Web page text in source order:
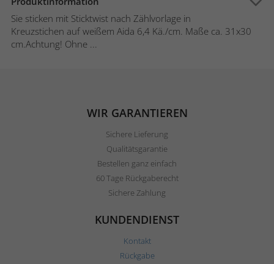
Sie sticken mit Sticktwist nach Zählvorlage in
Kreuzstichen auf weißem Aida 6,4 Kä./cm. Maße ca. 31x30
cm.Achtung! Ohne ...
WIR GARANTIEREN
Sichere Lieferung
Qualitätsgarantie
Bestellen ganz einfach
60 Tage Rückgaberecht
Sichere Zahlung
KUNDENDIENST
Kontakt
Rückgabe